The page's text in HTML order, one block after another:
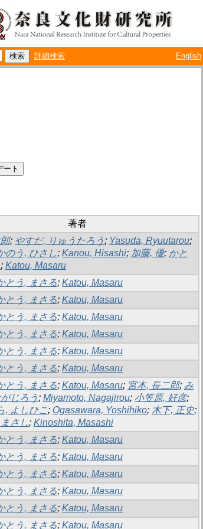
詳細検索 English
著者
; やすだ, りゅうたろう ; Yasuda, Ryuutarou;
のう, ひさし; Kanou, Hisashi; 加藤, 優; かと
; Katou, Masaru
とう, まさる; Katou, Masaru
とう, まさる; Katou, Masaru
とう, まさる; Katou, Masaru
とう, まさる; Katou, Masaru
とう, まさる; Katou, Masaru
とう, まさる; Katou, Masaru
とう, まさる; Katou, Masaru; 宮本, 長二郎; み
じろう ; Miyamoto, Nagajirou; 小笠原, 好彦;
, よしひこ; Ogasawara, Yoshihiko; 木下, 正史;
さし; Kinoshita, Masashi
とう, まさる; Katou, Masaru
とう, まさる; Katou, Masaru
とう, まさる; Katou, Masaru
とう, まさる; Katou, Masaru
とう, まさる; Katou, Masaru
とう, まさる; Katou, Masaru